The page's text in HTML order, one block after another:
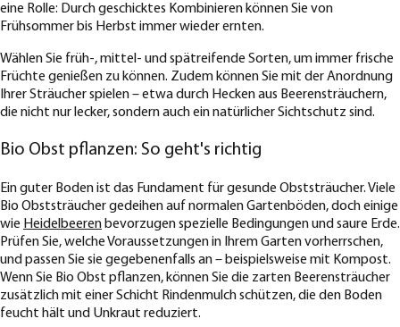
eine Rolle: Durch geschicktes Kombinieren können Sie von
Frühsommer bis Herbst immer wieder ernten.
Wählen Sie früh-, mittel- und spätreifende Sorten, um immer frische
Früchte genießen zu können. Zudem können Sie mit der Anordnung
Ihrer Sträucher spielen – etwa durch Hecken aus Beerensträuchern,
die nicht nur lecker, sondern auch ein natürlicher Sichtschutz sind.
Bio Obst pflanzen: So geht's richtig
Ein guter Boden ist das Fundament für gesunde Obststräucher. Viele
Bio Obststräucher gedeihen auf normalen Gartenböden, doch einige
wie Heidelbeeren bevorzugen spezielle Bedingungen und saure Erde.
Prüfen Sie, welche Voraussetzungen in Ihrem Garten vorherrschen,
und passen Sie sie gegebenenfalls an – beispielsweise mit Kompost.
Wenn Sie Bio Obst pflanzen, können Sie die zarten Beerensträucher
zusätzlich mit einer Schicht Rindenmulch schützen, die den Boden
feucht hält und Unkraut reduziert.